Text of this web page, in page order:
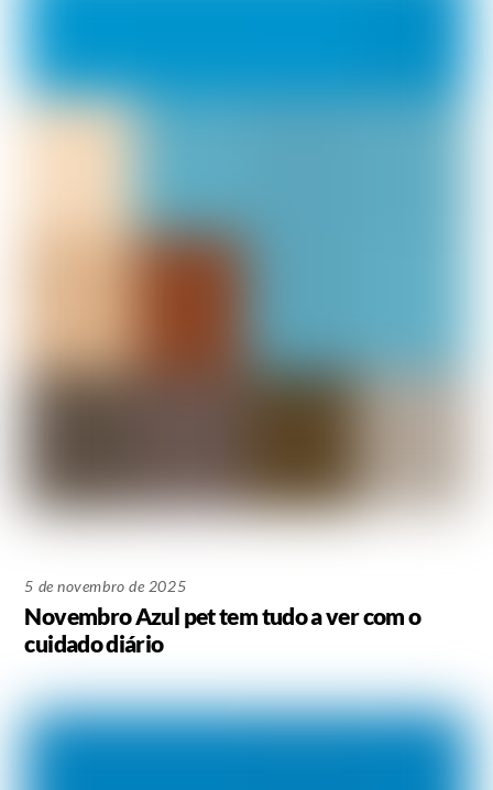
5 de novembro de 2025
Novembro Azul pet tem tudo a ver com o
cuidado diário